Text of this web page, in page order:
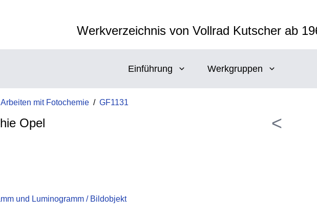
Werkverzeichnis von Vollrad Kutscher ab
Einführung Werkgruppen
mit Fotochemie / GF1131
Opel
und Luminogramm / Bildobjekt
<